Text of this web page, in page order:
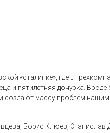
«сталинке», где в
и пятилетняя дочурка.
создают массу проблем нашим
Борис Клюев,